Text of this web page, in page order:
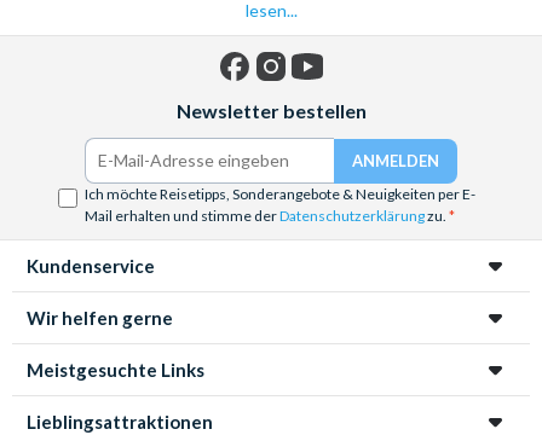
lesen...
Newsletter bestellen
Ich möchte Reisetipps, Sonderangebote & Neuigkeiten per E-
Mail erhalten und stimme derDatenschutzerklärungzu.
Kundenservice
Wir helfen gerne
Meistgesuchte Links
Lieblingsattraktionen